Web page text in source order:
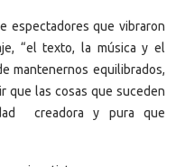
espectadores que vibraron
“el texto, la música y el
mantenernos equilibrados,
que las cosas que suceden
creadora y pura que